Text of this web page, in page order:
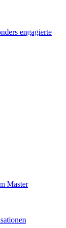
engagierte
Master